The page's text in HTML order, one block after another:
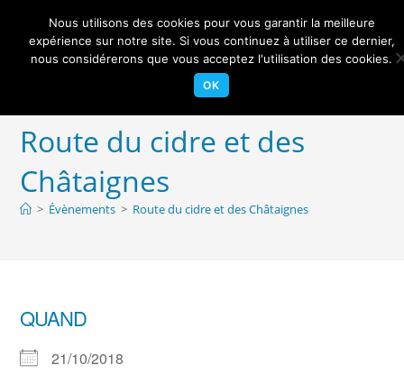
contentCentre Nautique Sèvre et Loire Menu
Route du cidre et des
Châtaignes
> Évènements > Route du cidre et des Châtaignes
QUAND
21/10/2018
Nous utilisons des cookies pour vous garantir la meilleure
expérience sur notre site. Si vous continuez à utiliser ce dernier,
nous considérerons que vous acceptez l'utilisation des cookies.
OK